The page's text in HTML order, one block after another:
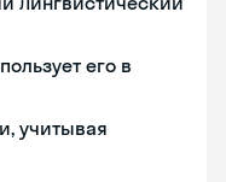
его в
учитывая